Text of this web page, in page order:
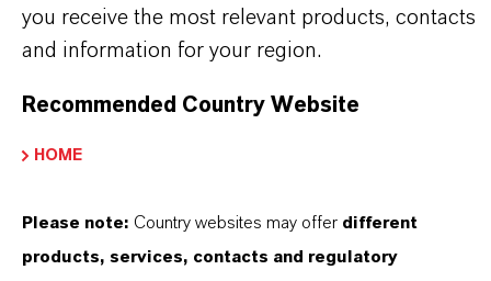
you receive the most relevant products, contacts
and information for your region.
Recommended Country Website
HOME
Please note: Country websites may offer different
products, services, contacts and regulatory